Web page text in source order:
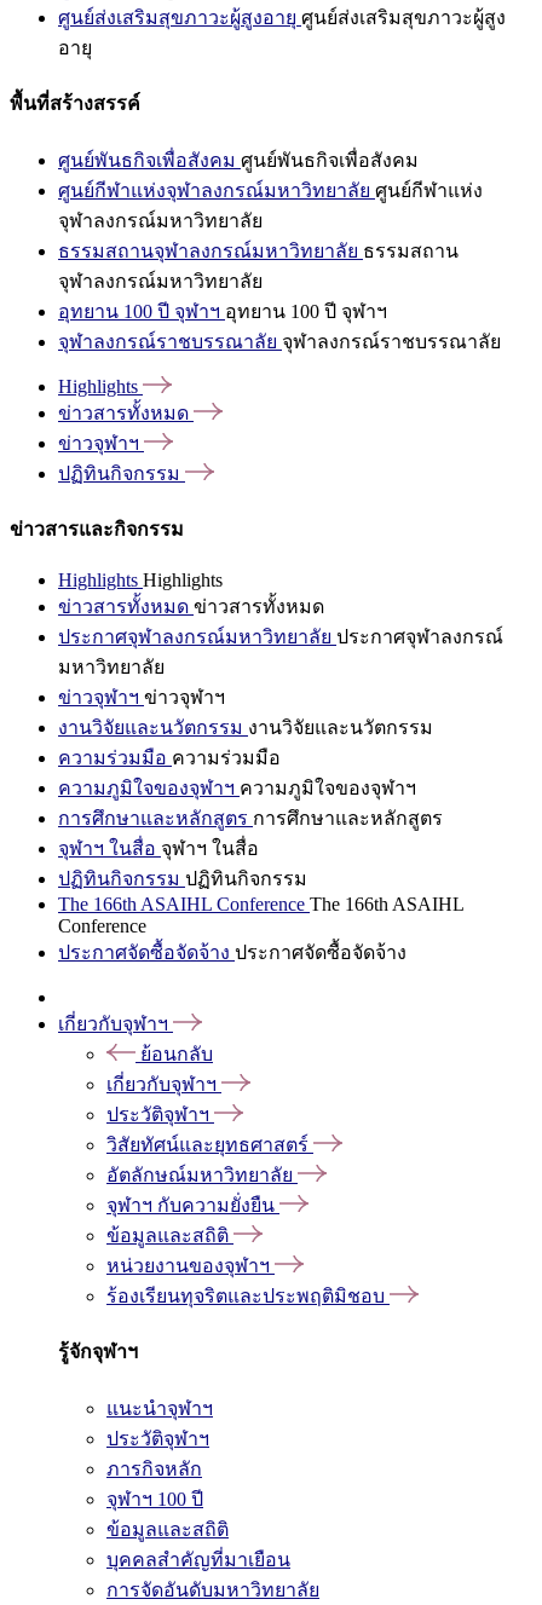
ศูนย์ส่งเสริมสุขภาวะผู้สูงอายุ ศูนย์ส่งเสริมสุขภาวะผู้สูง
อายุ
พื้นที่สร้างสรรค์
ศูนย์พันธกิจเพื่อสังคม ศูนย์พันธกิจเพื่อสังคม
ศูนย์กีฬาแห่งจุฬาลงกรณ์มหาวิทยาลัย ศูนย์กีฬาแห่ง
จุฬาลงกรณ์มหาวิทยาลัย
ธรรมสถานจุฬาลงกรณ์มหาวิทยาลัย ธรรมสถาน
จุฬาลงกรณ์มหาวิทยาลัย
อุทยาน 100 ปี จุฬาฯ อุทยาน 100 ปี จุฬาฯ
จุฬาลงกรณ์ราชบรรณาลัย จุฬาลงกรณ์ราชบรรณาลัย
Highlights
ข่าวสารทั้งหมด
ข่าวจุฬาฯ
ปฏิทินกิจกรรม
ข่าวสารและกิจกรรม
Highlights Highlights
ข่าวสารทั้งหมด ข่าวสารทั้งหมด
ประกาศจุฬาลงกรณ์มหาวิทยาลัย ประกาศจุฬาลงกรณ์
มหาวิทยาลัย
ข่าวจุฬาฯ ข่าวจุฬาฯ
งานวิจัยและนวัตกรรม งานวิจัยและนวัตกรรม
ความร่วมมือ ความร่วมมือ
ความภูมิใจของจุฬาฯ ความภูมิใจของจุฬาฯ
การศึกษาและหลักสูตร การศึกษาและหลักสูตร
จุฬาฯ ในสื่อ จุฬาฯ ในสื่อ
ปฏิทินกิจกรรม ปฏิทินกิจกรรม
The 166th ASAIHL Conference The 166th ASAIHL
Conference
ประกาศจัดซื้อจัดจ้าง ประกาศจัดซื้อจัดจ้าง
เกี่ยวกับจุฬาฯ
ย้อนกลับ
เกี่ยวกับจุฬาฯ
ประวัติจุฬาฯ
วิสัยทัศน์และยุทธศาสตร์
อัตลักษณ์มหาวิทยาลัย
จุฬาฯ กับความยั่งยืน
ข้อมูลและสถิติ
หน่วยงานของจุฬาฯ
ร้องเรียนทุจริตและประพฤติมิชอบ
รู้จักจุฬาฯ
แนะนำจุฬาฯ
ประวัติจุฬาฯ
ภารกิจหลัก
จุฬาฯ 100 ปี
ข้อมูลและสถิติ
บุคคลสำคัญที่มาเยือน
การจัดอันดับมหาวิทยาลัย